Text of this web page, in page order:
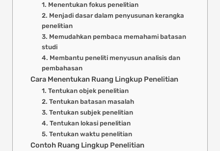
1. Menentukan fokus penelitian
2. Menjadi dasar dalam penyusunan kerangka
penelitian
3. Memudahkan pembaca memahami batasan
studi
4. Membantu peneliti menyusun analisis dan
pembahasan
Cara Menentukan Ruang Lingkup Penelitian
1. Tentukan objek penelitian
2. Tentukan batasan masalah
3. Tentukan subjek penelitian
4. Tentukan lokasi penelitian
5. Tentukan waktu penelitian
Contoh Ruang Lingkup Penelitian